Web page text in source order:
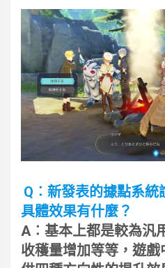
Q︰新發表的據點系統
具體效果有什麼？
A︰基本上都是較為汎
收穫量增加等等，遊